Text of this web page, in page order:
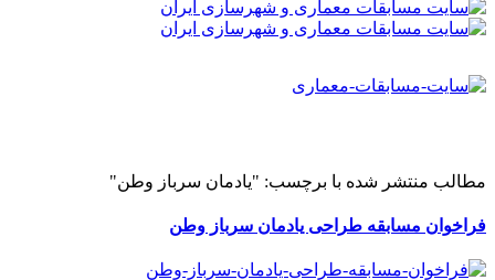
مطالب منتشر شده با برچسب: "یادمان سرباز وطن"
فراخوان مسابقه طراحی یادمان سرباز وطن